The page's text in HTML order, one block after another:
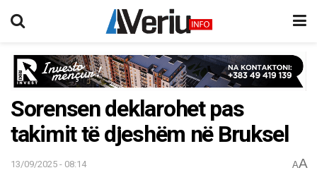
Sorensen deklarohet pas
takimit të djeshëm në Bruksel
13/09/2025 - 08:14 AA